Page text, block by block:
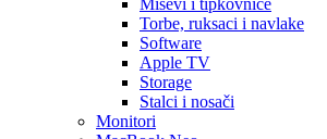
Miševi i tipkovnice
Torbe, ruksaci i navlake
Software
Apple TV
Storage
Stalci i nosači
Monitori